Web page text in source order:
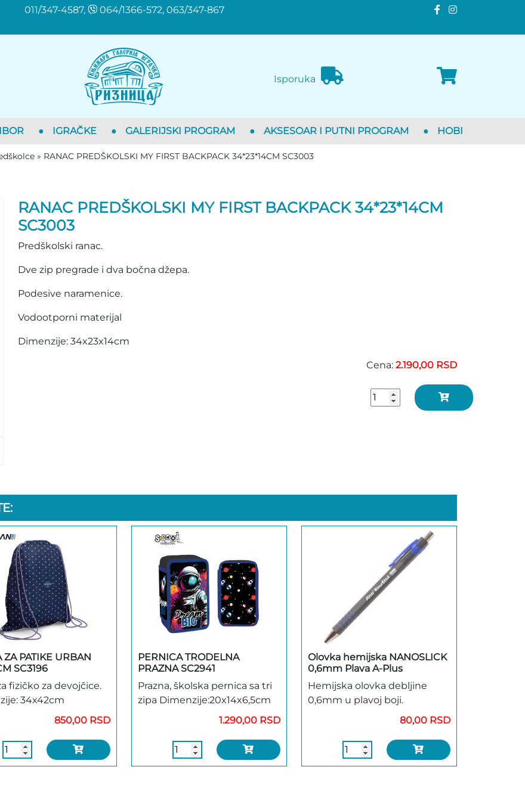
011/347-4587, 064/1366-572, 063/347-867
Isporuka
● IGRAČKE ● GALERIJSKI PROGRAM ● AKSESOAR I PUTNI PROGRAM ● HOBI
» RANAC PREDŠKOLSKI MY FIRST BACKPACK 34*23*14CM SC3003
RANAC PREDŠKOLSKI MY FIRST BACKPACK 34*23*14CM
SC3003
Predškolski ranac.
Dve zip pregrade i dva bočna džepa.
Podesive naramenice.
Vodootporni materijal
Dimenzije: 34x23x14cm
Cena: 2.190,00 RSD
ZA PATIKE URBAN
SC3196
fizičko za devojčice.
34x42cm
850,00 RSD
PERNICA TRODELNA
PRAZNA SC2941
Prazna, školska pernica sa tri
zipa Dimenzije:20x14x6,5cm
1.290,00 RSD
Olovka hemijska NANOSLICK
0,6mm Plava A-Plus
Hemijska olovka debljine
0,6mm u plavoj boji.
80,00 RSD